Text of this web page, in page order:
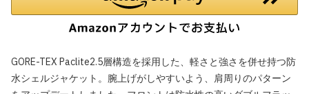
GORE-TEX Paclite2.5層構造を採用した、軽さと強さを併せ持つ防
水シェルジャケット。腕上げがしやすいよう、肩周りのパターン